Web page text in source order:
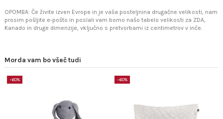
OPOMBA: Če živite izven Evrope in je vaša posteljnina drugačne velikosti, nam
prosim pošljite e-pošto in poslali vam bomo našo tabelo velikosti za ZDA,
Kanado in druge dimenzije, vključno s pretvorbami iz centimetrov v inče.
Morda vam bo všeč tudi
−60% −60%